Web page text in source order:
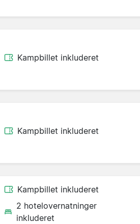
Kampbillet inkluderet
Kampbillet inkluderet
Kampbillet inkluderet
2 hotelovernatninger
inkluderet